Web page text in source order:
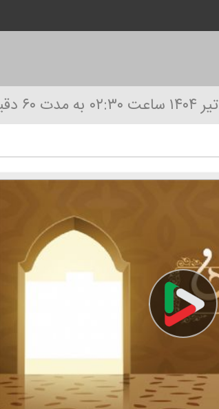
ساعت ۰۲:۳۰ به مدت ۶۰ دقیقه